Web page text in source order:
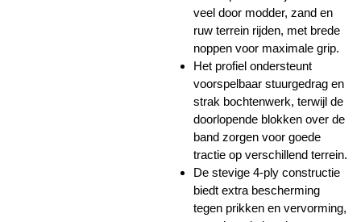
veel door modder, zand en
ruw terrein rijden, met brede
noppen voor maximale grip.
Het profiel ondersteunt
voorspelbaar stuurgedrag en
strak bochtenwerk, terwijl de
doorlopende blokken over de
band zorgen voor goede
tractie op verschillend terrein.
De stevige 4-ply constructie
biedt extra bescherming
tegen prikken en vervorming,